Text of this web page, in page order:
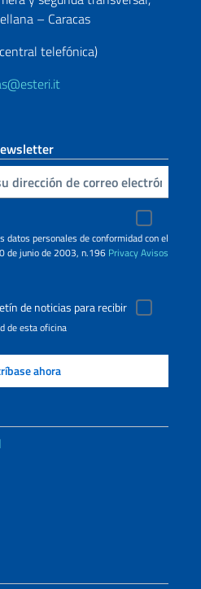
– Caracas
telefónica)
datos personales de conformidad con el
de junio de 2003, n.196 PrivacyAvisos
de noticias para recibir
de esta oficina